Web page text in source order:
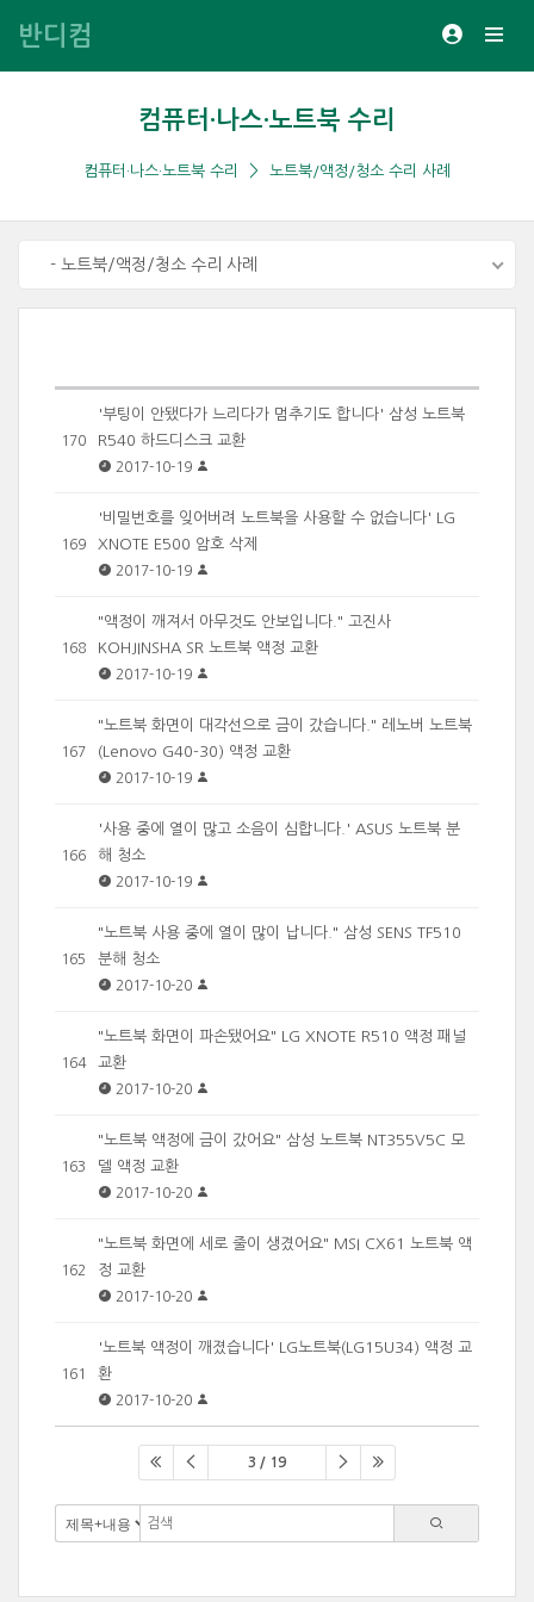
반디컴
컴퓨터·나스·노트북 수리
컴퓨터·나스·노트북 수리 노트북/액정/청소 수리 사례
- 노트북/액정/청소 수리 사례
170
'부팅이 안됐다가 느리다가 멈추기도 합니다' 삼성 노트북
R540 하드디스크 교환
2017-10-19
169
'비밀번호를 잊어버려 노트북을 사용할 수 없습니다' LG
XNOTE E500 암호 삭제
2017-10-19
168
"액정이 깨져서 아무것도 안보입니다." 고진사
KOHJINSHA SR 노트북 액정 교환
2017-10-19
167
"노트북 화면이 대각선으로 금이 갔습니다." 레노버 노트북
(Lenovo G40-30) 액정 교환
2017-10-19
166
'사용 중에 열이 많고 소음이 심합니다.' ASUS 노트북 분
해 청소
2017-10-19
165
"노트북 사용 중에 열이 많이 납니다." 삼성 SENS TF510
분해 청소
2017-10-20
164
"노트북 화면이 파손됐어요" LG XNOTE R510 액정 패널
교환
2017-10-20
163
"노트북 액정에 금이 갔어요" 삼성 노트북 NT355V5C 모
델 액정 교환
2017-10-20
162
"노트북 화면에 세로 줄이 생겼어요" MSI CX61 노트북 액
정 교환
2017-10-20
161
'노트북 액정이 깨졌습니다' LG노트북(LG15U34) 액정 교
환
2017-10-20
3 / 19